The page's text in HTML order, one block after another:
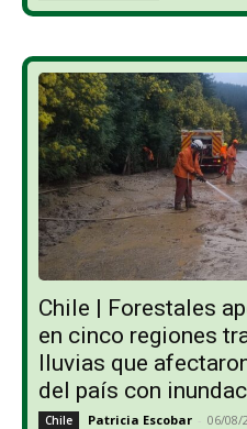
Chile | Forestales
en cinco regiones
lluvias que
del país con
Chile Patricia Escobar - 06/08/